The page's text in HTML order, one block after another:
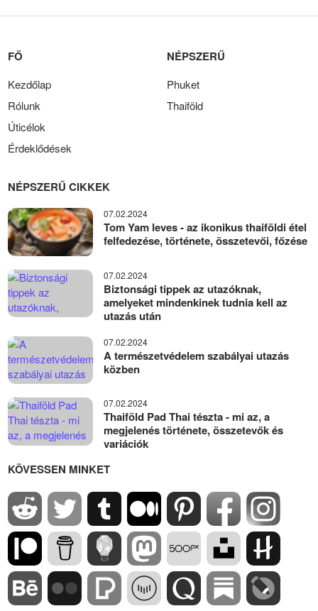
FŐ
Kezdőlap
Rólunk
Úticélok
Érdeklődések
NÉPSZERŰ
Phuket
Thaiföld
NÉPSZERŰ CIKKEK
07.02.2024
Tom Yam leves - az ikonikus thaiföldi étel
felfedezése, története, összetevői, főzése
07.02.2024
Biztonsági tippek az utazóknak,
amelyeket mindenkinek tudnia kell az
utazás után
07.02.2024
A természetvédelem szabályai utazás
közben
07.02.2024
Thaiföld Pad Thai tészta - mi az, a
megjelenés története, összetevők és
variációk
KÖVESSEN MINKET